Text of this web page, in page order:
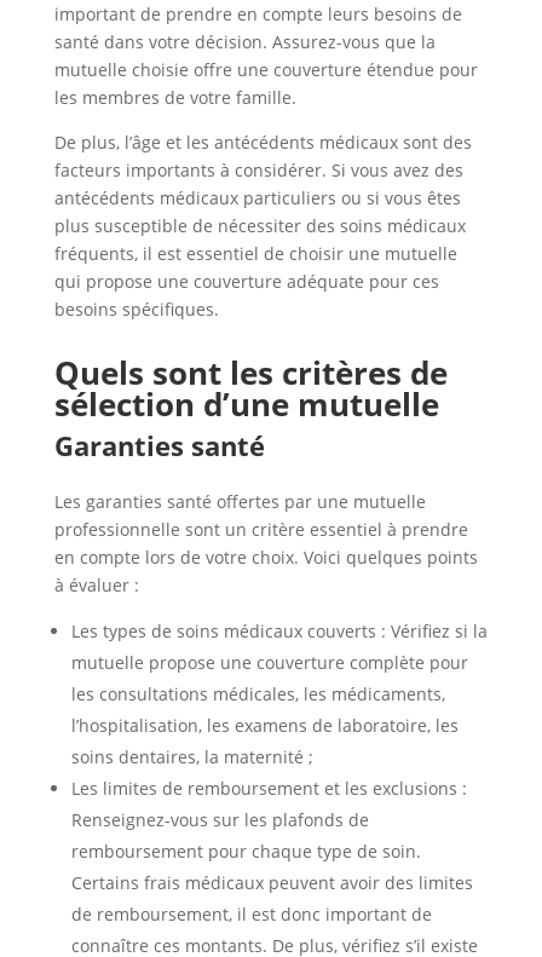
important de prendre en compte leurs besoins de
santé dans votre décision. Assurez-vous que la
mutuelle choisie offre une couverture étendue pour
les membres de votre famille.
De plus, l’âge et les antécédents médicaux sont des
facteurs importants à considérer. Si vous avez des
antécédents médicaux particuliers ou si vous êtes
plus susceptible de nécessiter des soins médicaux
fréquents, il est essentiel de choisir une mutuelle
qui propose une couverture adéquate pour ces
besoins spécifiques.
Quels sont les critères de
sélection d’une mutuelle
Garanties santé
Les garanties santé offertes par une mutuelle
professionnelle sont un critère essentiel à prendre
en compte lors de votre choix. Voici quelques points
à évaluer :
Les types de soins médicaux couverts : Vérifiez si la
mutuelle propose une couverture complète pour
les consultations médicales, les médicaments,
l’hospitalisation, les examens de laboratoire, les
soins dentaires, la maternité ;
Les limites de remboursement et les exclusions :
Renseignez-vous sur les plafonds de
remboursement pour chaque type de soin.
Certains frais médicaux peuvent avoir des limites
de remboursement, il est donc important de
connaître ces montants. De plus, vérifiez s’il existe